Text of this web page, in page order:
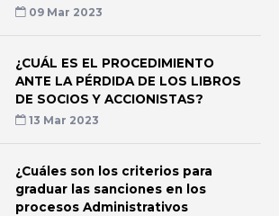
09 Mar 2023
¿CUÁL ES EL PROCEDIMIENTO
ANTE LA PÉRDIDA DE LOS LIBROS
DE SOCIOS Y ACCIONISTAS?
13 Mar 2023
¿Cuáles son los criterios para
graduar las sanciones en los
procesos Administrativos